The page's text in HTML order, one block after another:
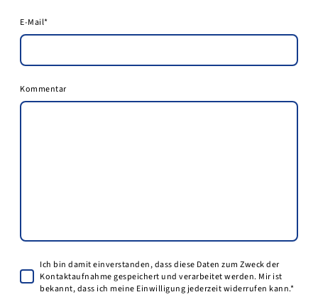
E-Mail*
Kommentar
Ich bin damit einverstanden, dass diese Daten zum Zweck der
Kontaktaufnahme gespeichert und verarbeitet werden. Mir ist
bekannt, dass ich meine Einwilligung jederzeit widerrufen kann.*